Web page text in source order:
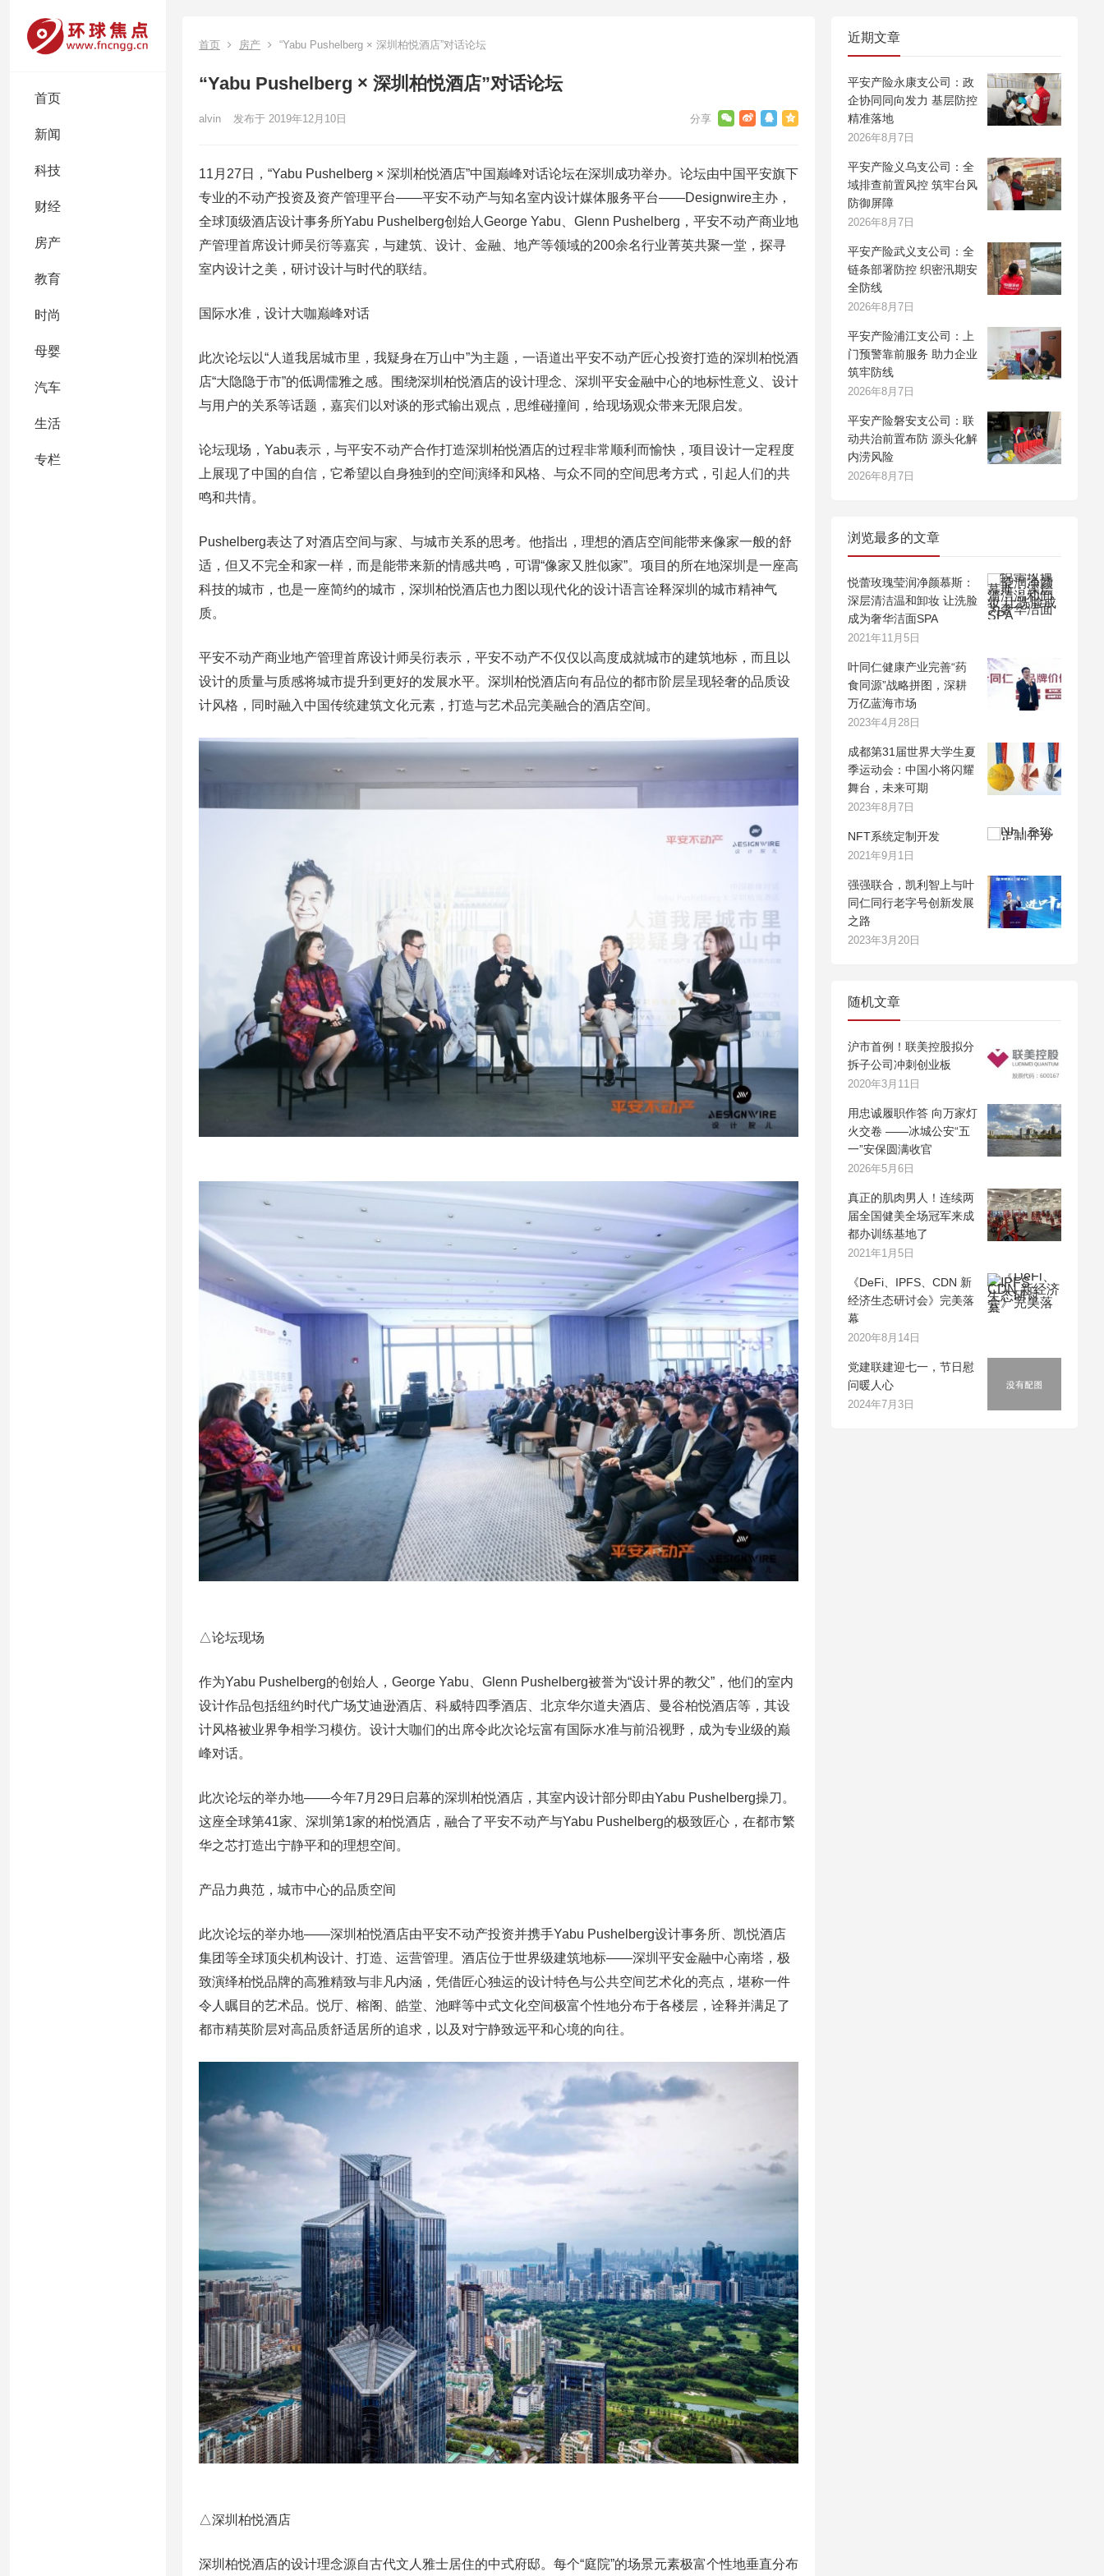
首页
新闻
科技
财经
房产
教育
时尚
母婴
汽车
生活
专栏
首页 房产 “Yabu Pushelberg × 深圳柏悦酒店”对话论坛
“Yabu Pushelberg × 深圳柏悦酒店”对话论坛
alvin 发布于 2019年12月10日
11月27日，“Yabu Pushelberg × 深圳柏悦酒店”中国巅峰对话论坛在深圳成功举办。论坛由中国平安旗下
专业的不动产投资及资产管理平台——平安不动产与知名室内设计媒体服务平台——Designwire主办，
全球顶级酒店设计事务所Yabu Pushelberg创始人George Yabu、Glenn Pushelberg，平安不动产商业地
产管理首席设计师吴衍等嘉宾，与建筑、设计、金融、地产等领域的200余名行业菁英共聚一堂，探寻
室内设计之美，研讨设计与时代的联结。
国际水准，设计大咖巅峰对话
此次论坛以“人道我居城市里，我疑身在万山中”为主题，一语道出平安不动产匠心投资打造的深圳柏悦酒
店“大隐隐于市”的低调儒雅之感。围绕深圳柏悦酒店的设计理念、深圳平安金融中心的地标性意义、设计
与用户的关系等话题，嘉宾们以对谈的形式输出观点，思维碰撞间，给现场观众带来无限启发。
论坛现场，Yabu表示，与平安不动产合作打造深圳柏悦酒店的过程非常顺利而愉快，项目设计一定程度
上展现了中国的自信，它希望以自身独到的空间演绎和风格、与众不同的空间思考方式，引起人们的共
鸣和共情。
Pushelberg表达了对酒店空间与家、与城市关系的思考。他指出，理想的酒店空间能带来像家一般的舒
适，但又不完全和家一样，而是能带来新的情感共鸣，可谓“像家又胜似家”。项目的所在地深圳是一座高
科技的城市，也是一座简约的城市，深圳柏悦酒店也力图以现代化的设计语言诠释深圳的城市精神气
质。
平安不动产商业地产管理首席设计师吴衍表示，平安不动产不仅仅以高度成就城市的建筑地标，而且以
设计的质量与质感将城市提升到更好的发展水平。深圳柏悦酒店向有品位的都市阶层呈现轻奢的品质设
计风格，同时融入中国传统建筑文化元素，打造与艺术品完美融合的酒店空间。
△论坛现场
作为Yabu Pushelberg的创始人，George Yabu、Glenn Pushelberg被誉为“设计界的教父”，他们的室内
设计作品包括纽约时代广场艾迪逊酒店、科威特四季酒店、北京华尔道夫酒店、曼谷柏悦酒店等，其设
计风格被业界争相学习模仿。设计大咖们的出席令此次论坛富有国际水准与前沿视野，成为专业级的巅
峰对话。
此次论坛的举办地——今年7月29日启幕的深圳柏悦酒店，其室内设计部分即由Yabu Pushelberg操刀。
这座全球第41家、深圳第1家的柏悦酒店，融合了平安不动产与Yabu Pushelberg的极致匠心，在都市繁
华之芯打造出宁静平和的理想空间。
产品力典范，城市中心的品质空间
此次论坛的举办地——深圳柏悦酒店由平安不动产投资并携手Yabu Pushelberg设计事务所、凯悦酒店
集团等全球顶尖机构设计、打造、运营管理。酒店位于世界级建筑地标——深圳平安金融中心南塔，极
致演绎柏悦品牌的高雅精致与非凡内涵，凭借匠心独运的设计特色与公共空间艺术化的亮点，堪称一件
令人瞩目的艺术品。悦厅、榕阁、皓堂、池畔等中式文化空间极富个性地分布于各楼层，诠释并满足了
都市精英阶层对高品质舒适居所的追求，以及对宁静致远平和心境的向往。
△深圳柏悦酒店
深圳柏悦酒店的设计理念源自古代文人雅士居住的中式府邸。每个“庭院”的场景元素极富个性地垂直分布
近期文章
平安产险永康支公司：政
企协同同向发力 基层防控
精准落地
2026年8月7日
平安产险义乌支公司：全
域排查前置风控 筑牢台风
防御屏障
2026年8月7日
平安产险武义支公司：全
链条部署防控 织密汛期安
全防线
2026年8月7日
平安产险浦江支公司：上
门预警靠前服务 助力企业
筑牢防线
2026年8月7日
平安产险磐安支公司：联
动共治前置布防 源头化解
内涝风险
2026年8月7日
浏览最多的文章
悦蕾玫瑰莹润净颜慕斯：
深层清洁温和卸妆 让洗脸
成为奢华洁面SPA
2021年11月5日
叶同仁健康产业完善“药
食同源”战略拼图，深耕
万亿蓝海市场
2023年4月28日
成都第31届世界大学生夏
季运动会：中国小将闪耀
舞台，未来可期
2023年8月7日
NFT系统定制开发
2021年9月1日
强强联合，凯利智上与叶
同仁同行老字号创新发展
之路
2023年3月20日
随机文章
沪市首例！联美控股拟分
拆子公司冲刺创业板
2020年3月11日
用忠诚履职作答 向万家灯
火交卷 ——冰城公安“五
一”安保圆满收官
2026年5月6日
真正的肌肉男人！连续两
届全国健美全场冠军来成
都办训练基地了
2021年1月5日
《DeFi、IPFS、CDN 新
经济生态研讨会》完美落
幕
2020年8月14日
党建联建迎七一，节日慰
问暖人心
2024年7月3日